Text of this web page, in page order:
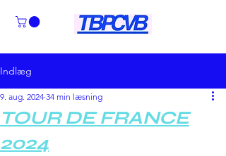
Indlæg
TOUR DE FRANCE
2024
9. aug. 2024 34 min læsning